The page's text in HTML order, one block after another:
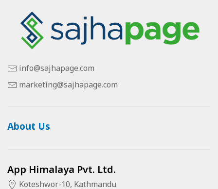
info@sajhapage.com
marketing@sajhapage.com
About Us
App Himalaya Pvt. Ltd.
Koteshwor-10, Kathmandu